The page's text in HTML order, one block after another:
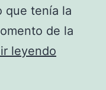
que tenía la
de la
leyendo